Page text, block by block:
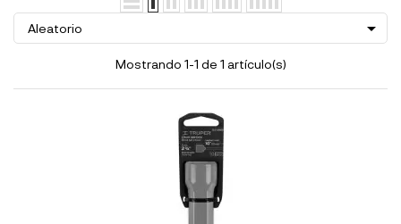
Aleatorio 
Mostrando 1-1 de 1 artículo(s)